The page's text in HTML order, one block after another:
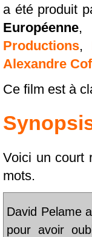
a été produit
Européenne,
Productions,
Alexandre
Ce film est à
Voici un court
mots.
David Pelame
pour avoir